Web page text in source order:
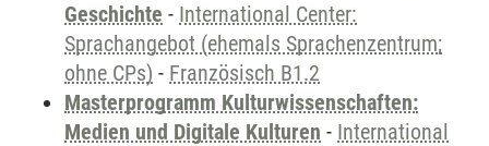
Geschichte - International Center:
Sprachangebot (ehemals Sprachenzentrum;
ohne CPs) - Französisch B1.2
Masterprogramm Kulturwissenschaften:
Medien und Digitale Kulturen - International